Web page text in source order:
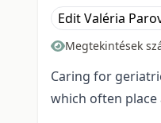
Edit Valéria
Megtekintések
Caring for
which often